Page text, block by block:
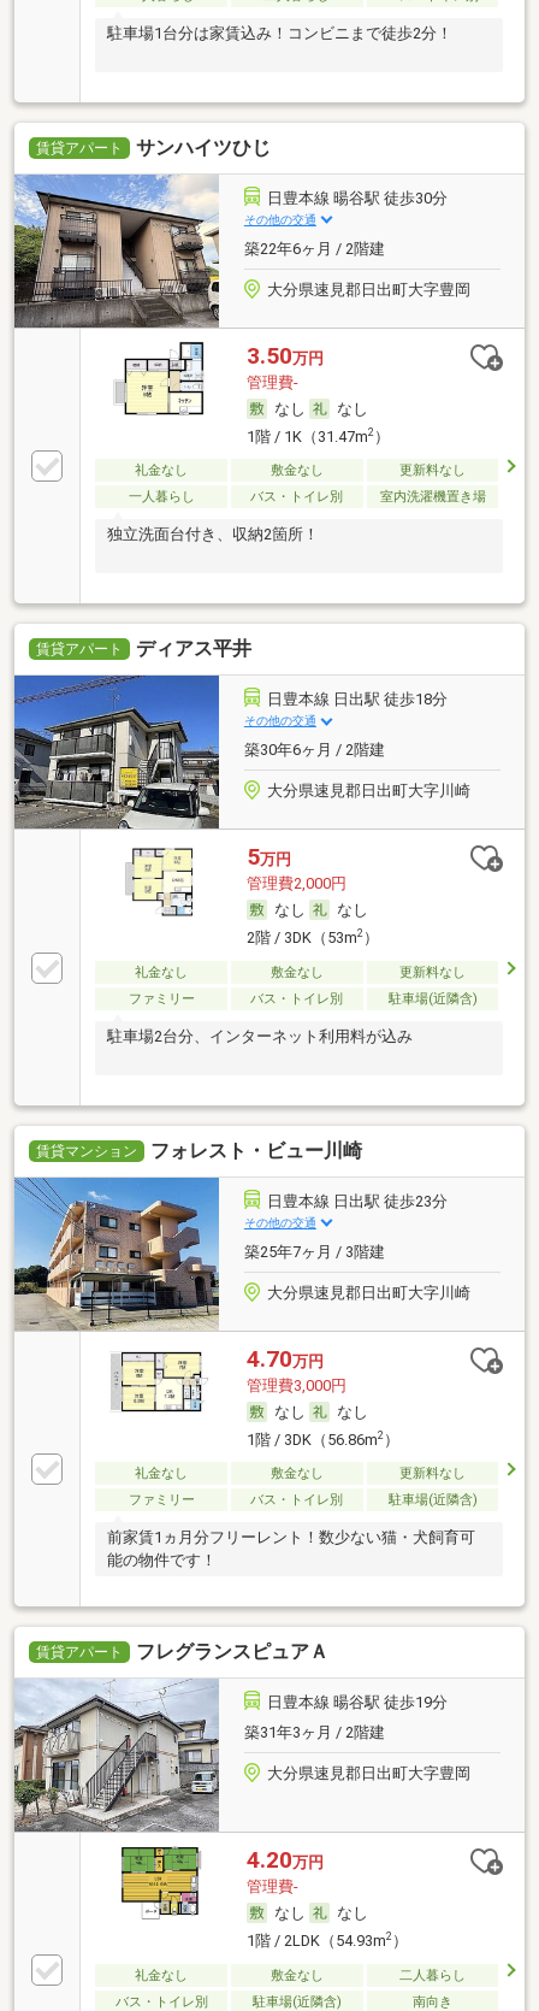
駐車場1台分は家賃込み！コンビニまで徒歩2分！
賃貸アパート サンハイツひじ
日豊本線 暘谷駅 徒歩30分
その他の交通
築22年6ヶ月 / 2階建
大分県速見郡日出町大字豊岡
3.50万円
管理費-
なし
なし
1階 / 1K（31.47m2）
礼金なし 敷金なし
更新料なし
一人暮らし
バス・トイレ別 室内洗濯機置き場
独立洗面台付き、収納2箇所！
賃貸アパート ディアス平井
日豊本線 日出駅 徒歩18分
その他の交通
築30年6ヶ月 / 2階建
大分県速見郡日出町大字川崎
5万円
管理費2,000円
なし
なし
2階 / 3DK（53m2）
礼金なし 敷金なし
更新料なし
ファミリー
バス・トイレ別 駐車場(近隣含)
駐車場2台分、インターネット利用料が込み
賃貸マンション フォレスト・ビュー川崎
日豊本線 日出駅 徒歩23分
その他の交通
築25年7ヶ月 / 3階建
大分県速見郡日出町大字川崎
4.70万円
管理費3,000円
なし
なし
1階 / 3DK（56.86m2）
礼金なし 敷金なし
更新料なし
ファミリー
バス・トイレ別 駐車場(近隣含)
前家賃1ヵ月分フリーレント！数少ない猫・犬飼育可
能の物件です！
賃貸アパート フレグランスピュアＡ
日豊本線 暘谷駅 徒歩19分
築31年3ヶ月 / 2階建
大分県速見郡日出町大字豊岡
4.20万円
管理費-
なし
なし
1階 / 2LDK（54.93m2）
礼金なし 敷金なし
二人暮らし
バス・トイレ別
駐車場(近隣含) 南向き